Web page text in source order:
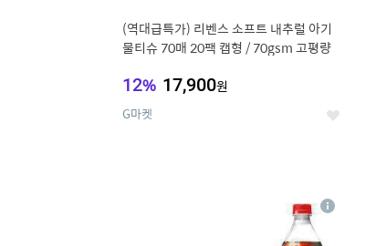
(역대급특가) 리벤스 소프트 내추럴 아기
물티슈 70매 20팩 캡형 / 70gsm 고평량
12% 17,900원
G마켓 좋
상